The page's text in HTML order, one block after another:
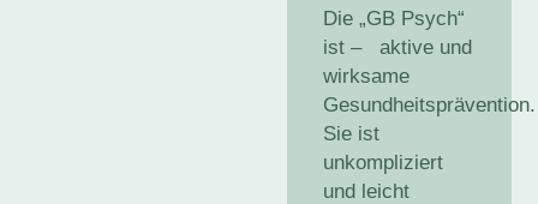
Die „GB Psych“
ist – aktive und
wirksame
Gesundheitsprävention.
Sie ist
unkompliziert
und leicht